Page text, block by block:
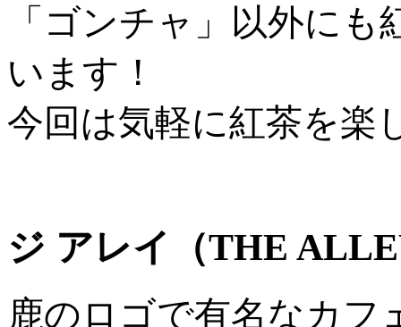
「ゴンチャ」以外に
います！
今回は気軽に紅茶を楽
ジ アレイ（THE
鹿のロゴで有名なカフ